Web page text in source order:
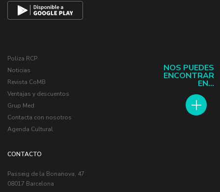
NOS PUEDES
ENCONTRAR
EN...
Poliza RCP
Noticias
Revista CoMB
Ventajas y descuentos
Grup Med
Contacta con nosotros
Agenda Cultural
CONTACTO
Passeig de la Bonanova, 47
08017 Barcelona